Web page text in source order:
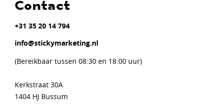
Contact
+31 35 20 14 794
info@stickymarketing.nl
(Bereikbaar tussen 08:30 en 18:00 uur)
Kerkstraat 30A
1404 HJ Bussum